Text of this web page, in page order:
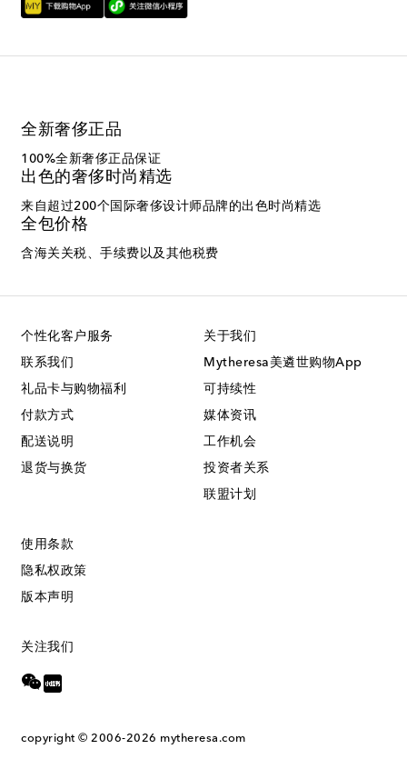
全新奢侈正品
100%全新奢侈正品保证
出色的奢侈时尚精选
来自超过200个国际奢侈设计师品牌的出色时尚精选
全包价格
含海关关税、手续费以及其他税费
个性化客户服务
联系我们
礼品卡与购物福利
付款方式
配送说明
退货与换货
关于我们
Mytheresa美遴世购物App
可持续性
媒体资讯
工作机会
投资者关系
联盟计划
使用条款
隐私权政策
版本声明
关注我们
copyright © 2006-2026 mytheresa.com